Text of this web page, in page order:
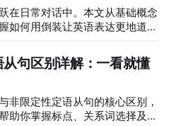
在日常对话中。本文从基础概念
如何用倒装让英语表达更地道、
句区别详解：一看就懂
非限定性定语从句的核心区别，
助你掌握标点、关系词选择及实